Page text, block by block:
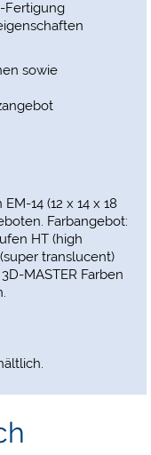
Fertigung
sowie
14 (12 x 14 x 18
Farbangebot:
HT (high
translucent)
MASTER Farben